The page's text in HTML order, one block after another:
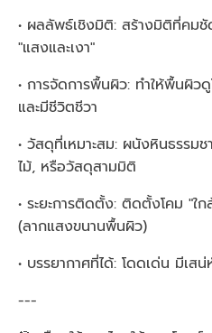
• ผลลัพธ์เชิงมิติ: สร้างมิติที่คมชั
"แสงและเงา"
• การจัดการพื้นผิว: ทำให้พื้นผิว
และมีชีวิตชีวา
• วัสดุที่เหมาะสม: ผนังหินธรรม
ไม้, หรือวัสดุสามมิติ
• ระยะการติดตั้ง: ติดตั้งโคม "ใ
(ลากแสงขนานพื้นผิว)
• บรรยากาศที่ได้: โดดเด่น มีเส
---